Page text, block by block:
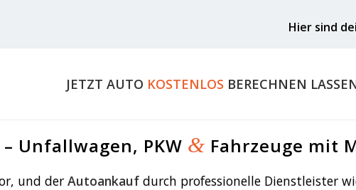
Hier sind
JETZT AUTO KOSTENLOS BERECHNEN
Unfallwagen, PKW & Fahrzeuge mit
und der Autoankauf durch professionelle Dienstleister